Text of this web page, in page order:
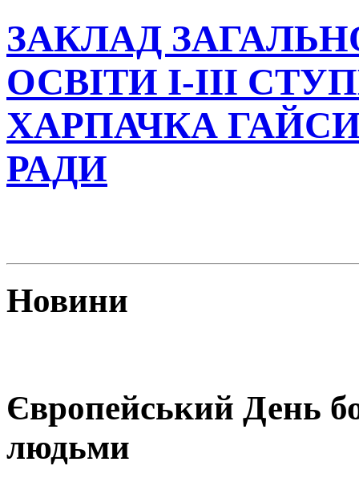
ЗАКЛАД
ОСВІТИ І-ІІІ
ХАРПАЧКА
РАДИ
Новини
Європейський День
людьми